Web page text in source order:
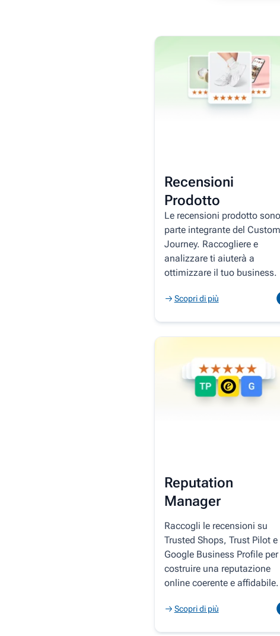
Recensioni
Prodotto
Le recensioni prodotto sono
parte integrante del
Journey. Raccogliere e
analizzare ti aiuterà a
ottimizzare il tuo business.
Scopri di più
Reputation
Manager
Raccogli le recensioni su
Trusted Shops, Trust Pilot e
Google Business Profile per
costruire una reputazione
online coerente e affidabile.
Scopri di più